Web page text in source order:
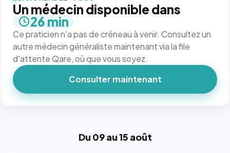
Du 09 au 15 août
Un médecin disponible dans
26 min
Ce praticien n'a pas de créneau à venir. Consultez un
autre médecin généraliste maintenant via la file
d'attente Qare, où que vous soyez.
Consulter maintenant